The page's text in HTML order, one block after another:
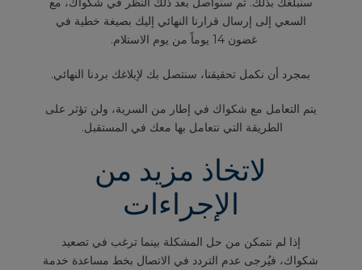
السعي إلى إرسال قرارنا النهائي إليك بصيغة خطية في
غضون 14 يوماً من يوم الاستلام.
بمجرد أن نكمل تحقيقنا، سنتصل بك لإبلاغك بردنا النهائي.
يتم التعامل مع شكواك في إطار من السرية، ولن تؤثر على
الطريقة التي نتعامل بها معك في المستقبل.
لاتخاذ مزيد من
الإجراءات
إذا لم نتمكن من حل المشكلة بينما ترغب في تصعيد
شكواك، فيُرجى عدم التردد في الاتصال بخط مساعدة خدمة